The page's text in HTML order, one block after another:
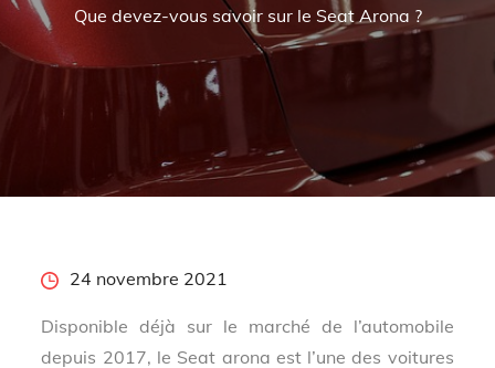
Que devez-vous savoir sur le Seat Arona ?
Posted24 novembre 2021
Disponible déjà sur le marché de l’automobile
depuis 2017, le Seat arona est l’une des voitures